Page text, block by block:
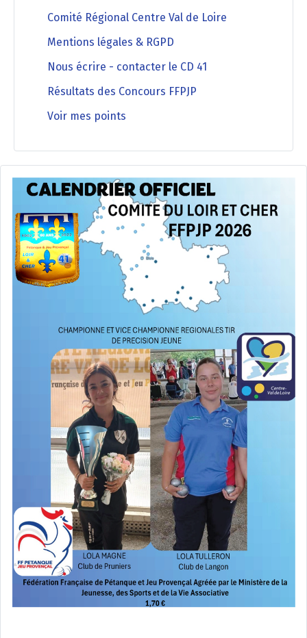
Comité Régional Centre Val de Loire
Mentions légales & RGPD
Nous écrire - contacter le CD 41
Résultats des Concours FFPJP
Voir mes points